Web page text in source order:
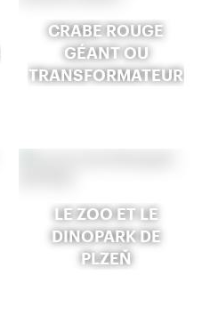
CRABE ROUGE
GÉANT OU
TRANSFORMATEUR
LE ZOO ET LE
DINOPARK DE
PLZEŇ